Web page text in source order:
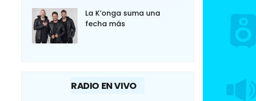
La K’onga suma una
fecha más
RADIO EN VIVO